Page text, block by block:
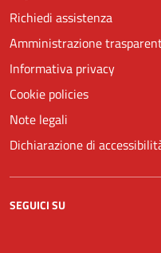
Richiedi assistenza
Amministrazione
Informativa privacy
Cookie policies
Note legali
Dichiarazione di
SEGUICI SU